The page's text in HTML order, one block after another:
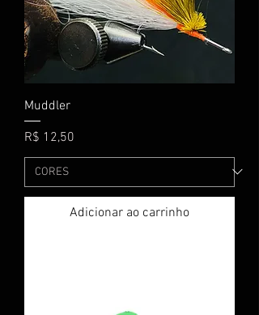
Muddler
Preço
R$ 12,50
Adicionar ao carrinho